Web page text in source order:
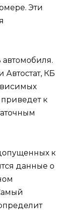
Эти
КБ
к
к
данные о